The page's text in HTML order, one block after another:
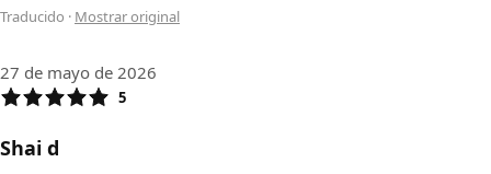
Traducido · Mostrar original
27 de mayo de 2026
5
Shai d